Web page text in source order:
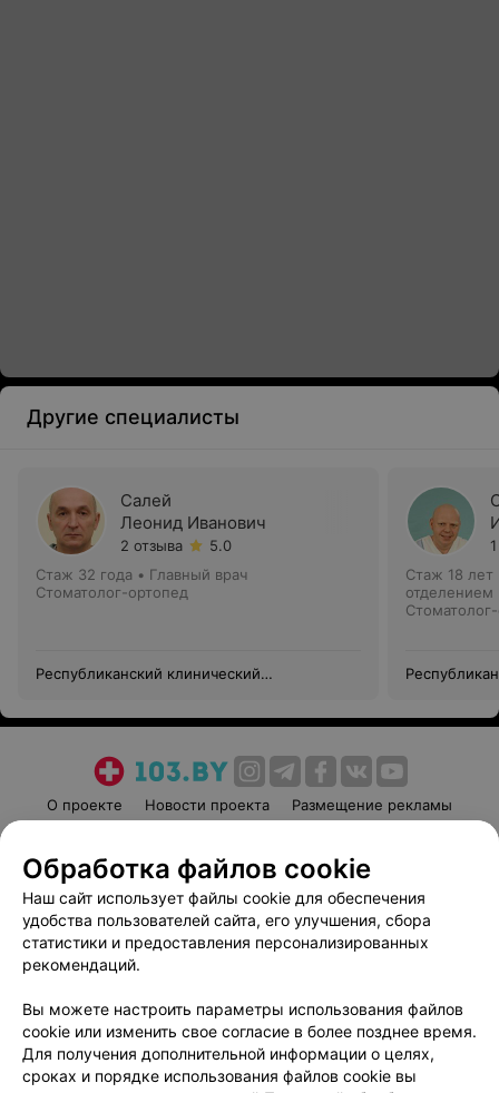
Другие специалисты
Салей
Леонид Иванович
2 отзыва
5.0
Стаж 32 года • Главный врач
Стоматолог-ортопед
Республиканский клинический
Стаж 18 лет
отделением
О проекте Новости проекта
Размещение рекламы
Пользовательское соглашение
Способы оплаты
Вакансии
Партнеры
Написать руководителю 103.by
Обработка персональных данных
Обработка файлов cookie
Наш сайт использует файлы cookie для обеспечения
удобства пользователей сайта, его улучшения, сбора
статистики и предоставления персонализированных
рекомендаций.
Вы можете настроить параметры использования файлов
cookie или изменить свое согласие в более позднее время.
Для получения дополнительной информации о целях,
сроках и порядке использования файлов cookie вы